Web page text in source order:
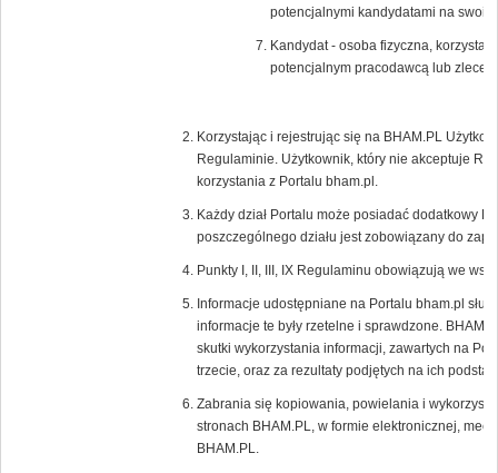
potencjalnymi kandydatami na
Kandydat - osoba fizyczna,
potencjalnym pracodawcą lub
Korzystając i rejestrując się na BHAM.PL
Regulaminie. Użytkownik, który nie akceptuje
korzystania z Portalu bham.pl.
Każdy dział Portalu może posiadać dodatkowy
poszczególnego działu jest zobowiązany do
Punkty I, II, III, IX Regulaminu obowiązują we
Informacje udostępniane na Portalu bham.pl
informacje te były rzetelne i sprawdzone.
skutki wykorzystania informacji, zawartych na
trzecie, oraz za rezultaty podjętych na ich
Zabrania się kopiowania, powielania i
stronach BHAM.PL, w formie elektronicznej,
BHAM.PL.